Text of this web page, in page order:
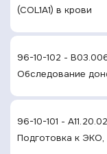
(COL1A1) в крови
96-10-102 -
Обследование
96-10-101 -
Подготовка к ЭКО,